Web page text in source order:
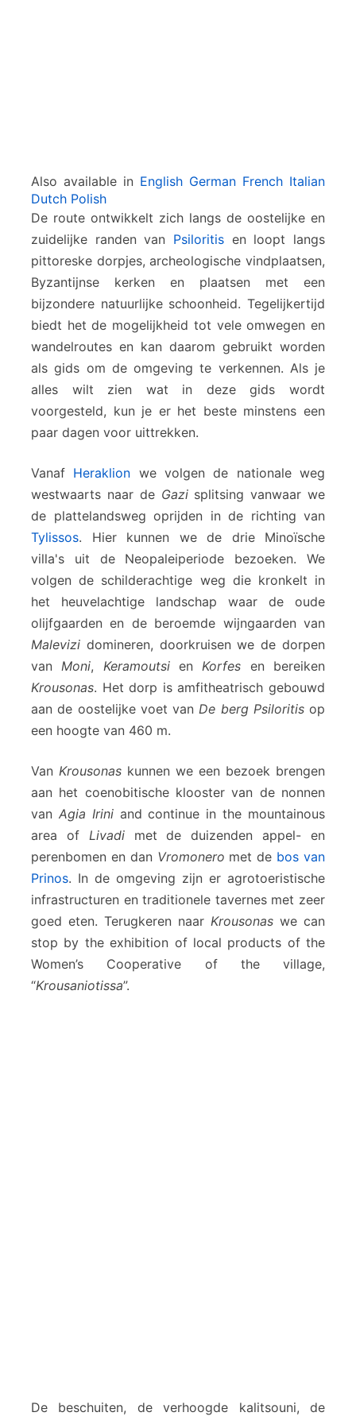
r
u
s
o
s
–
Z
a
o
s
Also available in English German French Italian
Dutch Polish
De route ontwikkelt zich langs de oostelijke en
zuidelijke randen van Psiloritis en loopt langs
pittoreske dorpjes, archeologische vindplaatsen,
Byzantijnse kerken en plaatsen met een
bijzondere natuurlijke schoonheid. Tegelijkertijd
biedt het de mogelijkheid tot vele omwegen en
wandelroutes en kan daarom gebruikt worden
als gids om de omgeving te verkennen. Als je
alles wilt zien wat in deze gids wordt
voorgesteld, kun je er het beste minstens een
paar dagen voor uittrekken.
Vanaf Heraklion we volgen de nationale weg
westwaarts naar de Gazisplitsing vanwaar we
de plattelandsweg oprijden in de richting van
Tylissos. Hier kunnen we de drie Minoïsche
villa's uit de Neopaleiperiode bezoeken. We
volgen de schilderachtige weg die kronkelt in
het heuvelachtige landschap waar de oude
olijfgaarden en de beroemde wijngaarden van
Malevizi domineren, doorkruisen we de dorpen
vanMoni, KeramoutsienKorfes en bereiken
Krousonas. Het dorp is amfitheatrisch gebouwd
aan de oostelijke voet vanDe berg Psiloritisop
een hoogte van 460 m.
Van Krousonas kunnen we een bezoek brengen
aan het coenobitische klooster van de nonnen
van Agia Iriniand continue in the mountainous
area of ​​ Livadimet de duizenden appel- en
perenbomen en dan Vromonero met de bos van
Prinos. In de omgeving zijn er agrotoeristische
infrastructuren en traditionele tavernes met zeer
goed eten. Terugkeren naar Krousonas we can
stop by the exhibition of local products of the
Women’s Cooperative of the village,
“Krousaniotissa”.
De beschuiten, de verhoogde kalitsouni, de